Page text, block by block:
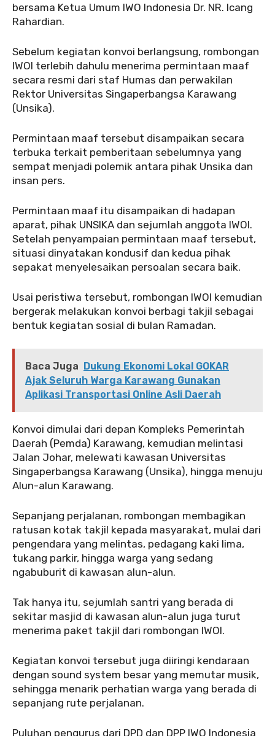
bersama Ketua Umum IWO Indonesia Dr. NR. Icang
Rahardian.
‎‎Sebelum kegiatan konvoi berlangsung, rombongan
IWOI terlebih dahulu menerima permintaan maaf
secara resmi dari staf Humas dan perwakilan
Rektor Universitas Singaperbangsa Karawang
(Unsika).
‎‎Permintaan maaf tersebut disampaikan secara
terbuka terkait pemberitaan sebelumnya yang
sempat menjadi polemik antara pihak Unsika dan
insan pers.
‎‎Permintaan maaf itu disampaikan di hadapan
aparat, pihak UNSIKA dan sejumlah anggota IWOI.
Setelah penyampaian permintaan maaf tersebut,
situasi dinyatakan kondusif dan kedua pihak
sepakat menyelesaikan persoalan secara baik.
‎‎Usai peristiwa tersebut, rombongan IWOI kemudian
bergerak melakukan konvoi berbagi takjil sebagai
bentuk kegiatan sosial di bulan Ramadan.
Baca Juga Dukung Ekonomi Lokal GOKAR
Ajak Seluruh Warga Karawang Gunakan
Aplikasi Transportasi Online Asli Daerah
‎‎Konvoi dimulai dari depan Kompleks Pemerintah
Daerah (Pemda) Karawang, kemudian melintasi
Jalan Johar, melewati kawasan Universitas
Singaperbangsa Karawang (Unsika), hingga menuju
Alun-alun Karawang.
‎‎Sepanjang perjalanan, rombongan membagikan
ratusan kotak takjil kepada masyarakat, mulai dari
pengendara yang melintas, pedagang kaki lima,
tukang parkir, hingga warga yang sedang
ngabuburit di kawasan alun-alun.
‎‎Tak hanya itu, sejumlah santri yang berada di
sekitar masjid di kawasan alun-alun juga turut
menerima paket takjil dari rombongan IWOI.
‎Kegiatan konvoi tersebut juga diiringi kendaraan
dengan sound system besar yang memutar musik,
sehingga menarik perhatian warga yang berada di
sepanjang rute perjalanan.
‎Puluhan pengurus dari DPD dan DPP IWO Indonesia